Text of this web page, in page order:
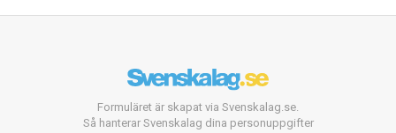
Formuläret är skapat via Svenskalag.se.
Så hanterar Svenskalag dina personuppgifter